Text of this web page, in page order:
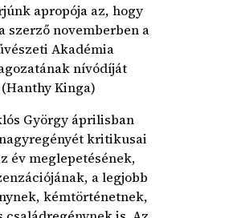
apropója az, hogy
szerző novemberben a
Akadémia
nívódíját
Kinga)
György áprilisban
kritikusai
év meglepetésének,
a legjobb
kémtörténetnek,